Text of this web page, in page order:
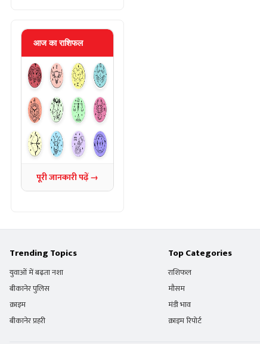
आज का राशिफल
पूरी जानकारी पढ़ें →
Trending Topics
युवाओं में बढ़ता नशा
बीकानेर पुलिस
क्राइम
बीकानेर प्रहरी
Top Categories
राशिफल
मौसम
मंडी भाव
क्राइम रिपोर्ट